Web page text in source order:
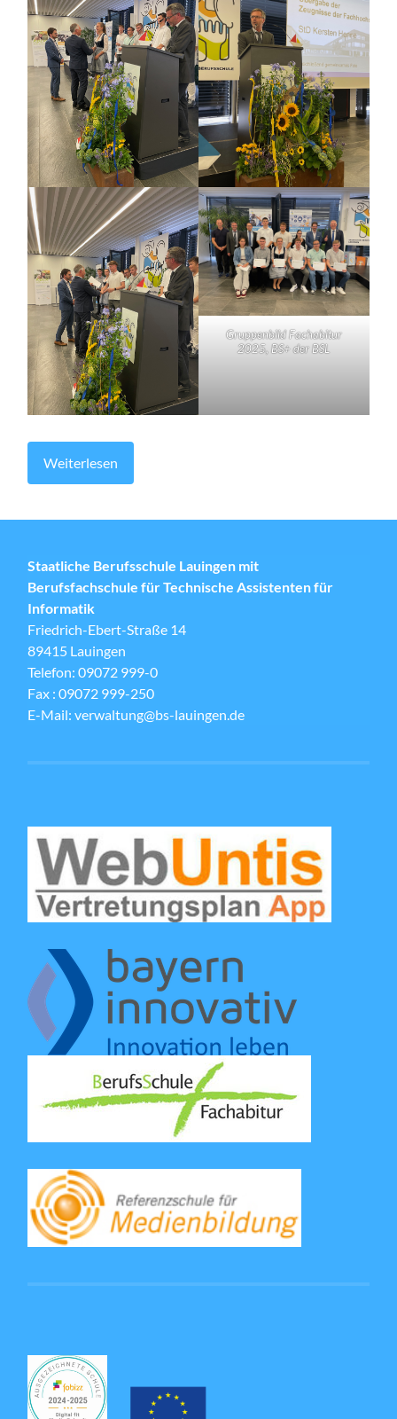
Gruppenbild Fachabitur
2025, BS+ der BSL
Weiterlesen
Staatliche Berufsschule Lauingen mit
Berufsfachschule für Technische Assistenten für
Informatik
Friedrich-Ebert-Straße 14
89415 Lauingen
Telefon: 09072 999-0
Fax : 09072 999-250
E-Mail: verwaltung@bs-lauingen.de